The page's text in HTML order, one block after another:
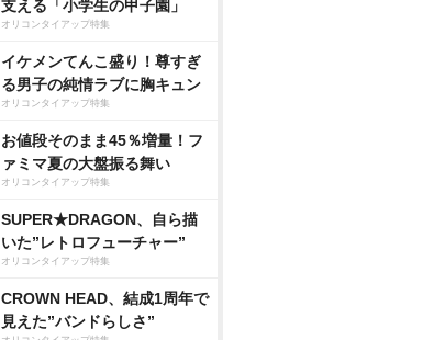
支える「小学生の甲子園」
オリコンタイアップ特集
イケメンてんこ盛り！尊すぎ
る男子の純情ラブに胸キュン
オリコンタイアップ特集
お値段そのまま45％増量！フ
ァミマ夏の大盤振る舞い
オリコンタイアップ特集
SUPER★DRAGON、自ら描
いた”レトロフューチャー”
オリコンタイアップ特集
CROWN HEAD、結成1周年で
見えた”バンドらしさ”